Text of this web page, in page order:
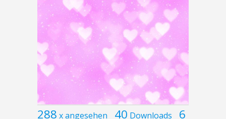
288 x angesehen 40 Downloads 6